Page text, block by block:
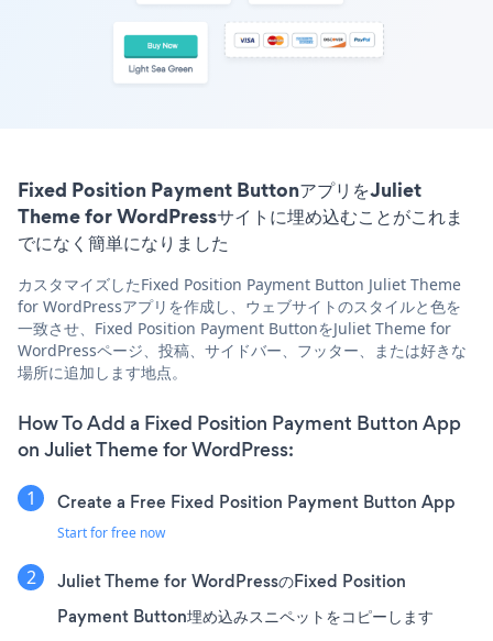
Fixed Position Payment ButtonアプリをJuliet
Theme for WordPressサイトに埋め込むことがこれま
でになく簡単になりました
カスタマイズしたFixed Position Payment Button Juliet Theme
for WordPressアプリを作成し、ウェブサイトのスタイルと色を
一致させ、Fixed Position Payment ButtonをJuliet Theme for
WordPressページ、投稿、サイドバー、フッター、または好きな
場所に追加します地点。
How To Add a Fixed Position Payment Button App
on Juliet Theme for WordPress:
Create a Free Fixed Position Payment Button App
Start for free now
Juliet Theme for WordPressのFixed Position
Payment Button埋め込みスニペットをコピーします